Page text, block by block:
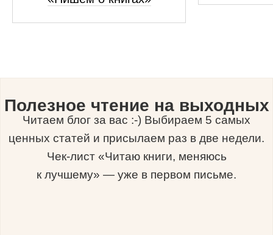
Полезное чтение на выходных
Читаем блог за вас :-) Выбираем 5 самых
ценных статей и присылаем раз в две недели.
Чек-лист «Читаю книги, меняюсь
к лучшему» — уже в первом письме.